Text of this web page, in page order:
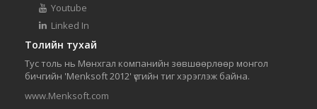
Youtube
Linked In
Толийн тухай
Тус толь нь Мөнхгал компанийн зөвшөөрлөөр монгол
бичгийн 'Menksoft 2012' үсгийн тиг хэрэглэж байна.
www.Menksoft.com